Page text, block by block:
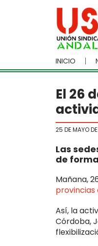
Skip to main content
INICIO
El 26
25 DE MAYO
Las
de
Mañana,
provincias
Así, la
Córdoba,